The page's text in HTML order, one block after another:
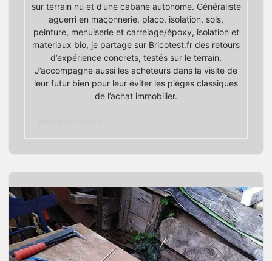
sur terrain nu et d’une cabane autonome. Généraliste
aguerri en maçonnerie, placo, isolation, sols,
peinture, menuiserie et carrelage/époxy, isolation et
materiaux bio, je partage sur Bricotest.fr des retours
d’expérience concrets, testés sur le terrain.
J’accompagne aussi les acheteurs dans la visite de
leur futur bien pour leur éviter les pièges classiques
de l’achat immobilier.